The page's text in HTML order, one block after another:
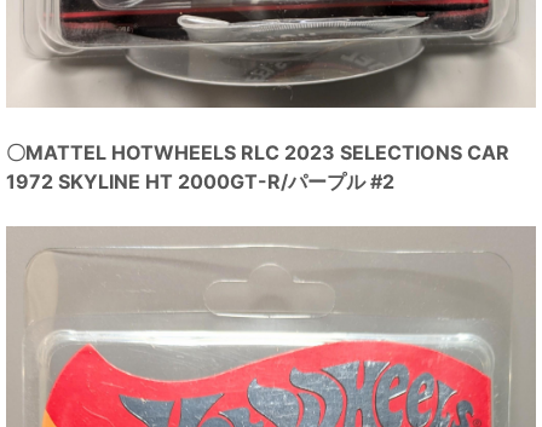
〇MATTEL HOTWHEELS RLC 2023 SELECTIONS CAR
1972 SKYLINE HT 2000GT-R/パープル #2